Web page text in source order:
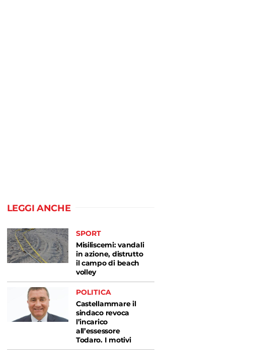
LEGGI ANCHE
SPORT
Misiliscemi: vandali
in azione, distrutto
il campo di beach
volley
POLITICA
Castellammare il
sindaco revoca
l’incarico
all’essessore
Todaro. I motivi